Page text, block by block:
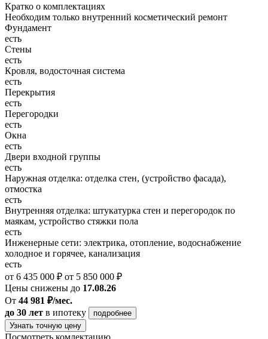
Кратко о комплектациях
Необходим только внутренний косметический ремонт
Фундамент
есть
Стены
есть
Кровля, водосточная система
есть
Перекрытия
есть
Перегородки
есть
Окна
есть
Двери входной группы
есть
Наружная отделка: отделка стен, (устройство фасада),
отмостка
есть
Внутренняя отделка: штукатурка стен и перегородок по
маякам, устройство стяжки пола
есть
Инженерные сети: электрика, отопление, водоснабжение
холодное и горячее, канализация
есть
от 6 435 000 ₽ от 5 850 000 ₽
Цены снижены до 17.08.26
От 44 981 ₽/мес.
до 30 лет в ипотеку
подробнее
Узнать точную цену
Посмотреть комлектацию